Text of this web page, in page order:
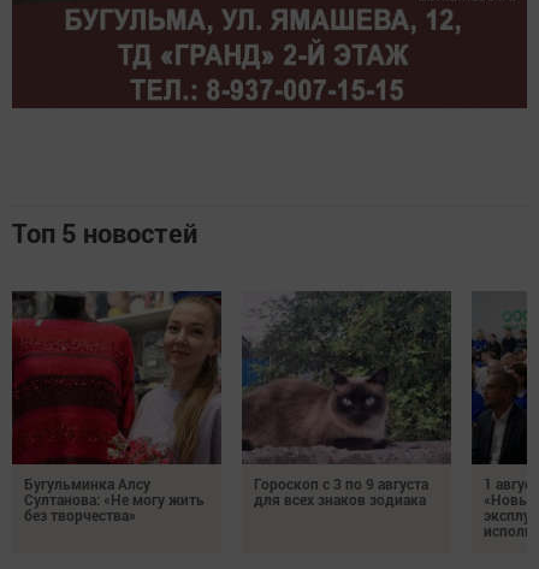
Топ 5 новостей
Бугульминка Алсу
Султанова: «Не могу жить
без творчества»
Гороскоп с 3 по 9 августа
для всех знаков зодиака
1
«Новые